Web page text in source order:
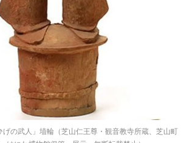
げの武人」埴輪（芝山仁王尊・観音教寺所蔵、芝山町